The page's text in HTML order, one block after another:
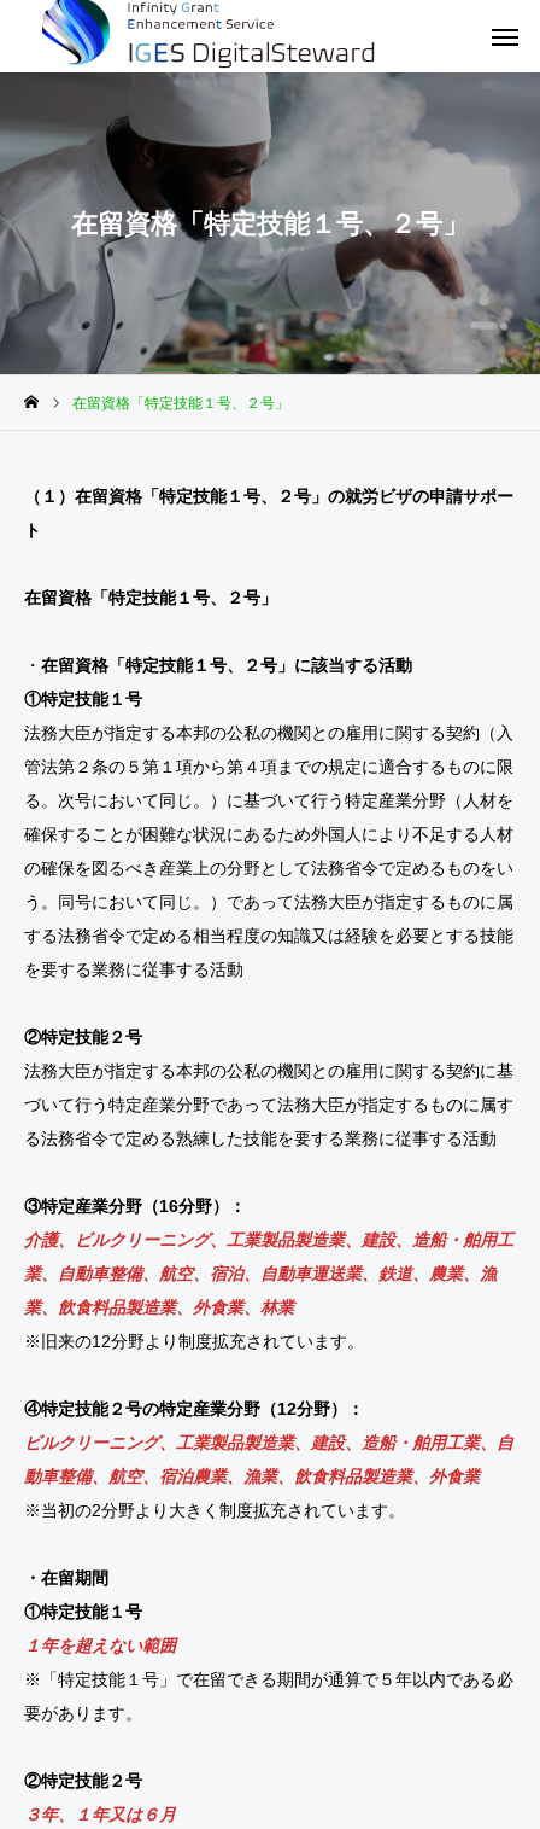
在留資格「特定技能１号、２号」
在留資格「特定技能１号、２号」
（１）在留資格「特定技能１号、２号」の就労ビザの申請サポー
ト
在留資格「特定技能１号、２号」
・ 在留資格「特定技能１号、２号」に該当する活動
①特定技能１号
法務大臣が指定する本邦の公私の機関との雇用に関する契約（入
管法第２条の５第１項から第４項までの規定に適合するものに限
る。次号において同じ。）に基づいて行う特定産業分野（人材を
確保することが困難な状況にあるため外国人により不足する人材
の確保を図るべき産業上の分野として法務省令で定めるものをい
う。同号において同じ。）であって法務大臣が指定するものに属
する法務省令で定める相当程度の知識又は経験を必要とする技能
を要する業務に従事する活動
②特定技能２号
法務大臣が指定する本邦の公私の機関との雇用に関する契約に基
づいて行う特定産業分野であって法務大臣が指定するものに属す
る法務省令で定める熟練した技能を要する業務に従事する活動
③特定産業分野（16分野）：
介護、ビルクリーニング、工業製品製造業、建設、造船・舶用工
業、自動車整備、航空、宿泊、自動車運送業、鉄道、農業、漁
業、飲食料品製造業、外食業、林業
※旧来の12分野より制度拡充されています。
④特定技能２号の特定産業分野（12分野）：
ビルクリーニング、工業製品製造業、建設、造船・舶用工業、自
動車整備、航空、宿泊農業、漁業、飲食料品製造業、外食業
※当初の2分野より大きく制度拡充されています。
・在留期間
①特定技能１号
１年を超えない範囲
※「特定技能１号」で在留できる期間が通算で５年以内である必
要があります。
②特定技能２号
３年、１年又は６月